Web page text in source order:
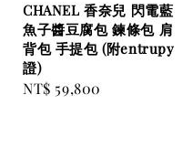
CHANEL 香奈兒 閃電藍
魚子醬豆腐包 鍊條包 肩
背包 手提包 (附entrupy
證)
Regular
NT$ 59,800